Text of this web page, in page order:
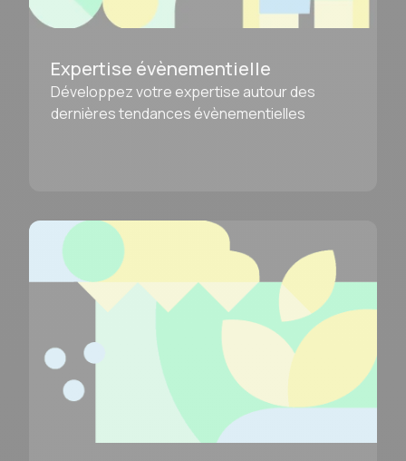
Expertise évènementielle
Développez votre expertise autour des
dernières tendances évènementielles